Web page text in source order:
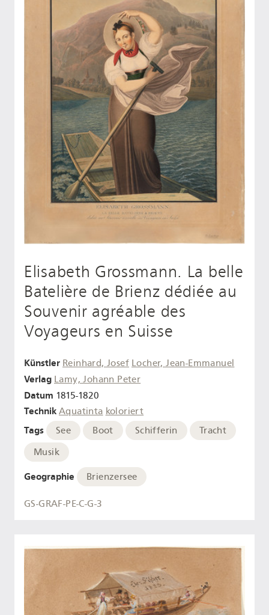
Elisabeth Grossmann. La belle
Batelière de Brienz dédiée au
Souvenir agréable des
Voyageurs en Suisse
Künstler Reinhard, Josef Locher, Jean-Emmanuel
Verlag Lamy, Johann Peter
Datum 1815-1820
Technik Aquatinta koloriert
Tags See Boot Schifferin
Tracht
Musik
Geographie Brienzersee
GS-GRAF-PE-C-G-3